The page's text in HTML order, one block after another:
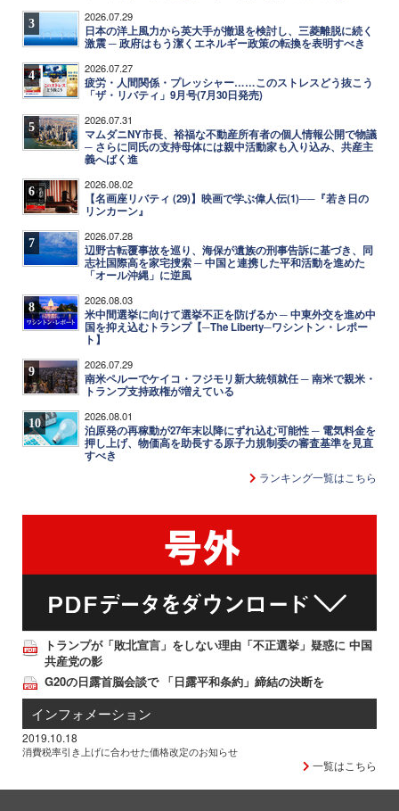
3 2026.07.29
日本の洋上風力から英大手が撤退を検討し、三菱離脱に続く
激震 ─ 政府はもう潔くエネルギー政策の転換を表明すべき
4 2026.07.27
疲労・人間関係・プレッシャー……このストレスどう抜こう
「ザ・リバティ」9月号(7月30日発売)
5 2026.07.31
マムダニNY市長、裕福な不動産所有者の個人情報公開で物議
─ さらに同氏の支持母体には親中活動家も入り込み、共産主
義へばく進
6 2026.08.02
【名画座リバティ (29)】映画で学ぶ偉人伝(1)──『若き日の
リンカーン』
7 2026.07.28
辺野古転覆事故を巡り、海保が遺族の刑事告訴に基づき、同
志社国際高を家宅捜索 ─ 中国と連携した平和活動を進めた
「オール沖縄」に逆風
8 2026.08.03
米中間選挙に向けて選挙不正を防げるか ─ 中東外交を進め中
国を抑え込むトランプ【─The Liberty─ワシントン・レポー
ト】
9 2026.07.29
南米ペルーでケイコ・フジモリ新大統領就任 ─ 南米で親米・
トランプ支持政権が増えている
10 2026.08.01
泊原発の再稼動が27年末以降にずれ込む可能性 ─ 電気料金を
押し上げ、物価高を助長する原子力規制委の審査基準を見直
すべき
ランキング一覧はこちら
トランプが「敗北宣言」をしない理由「不正選挙」疑惑に 中国
共産党の影
G20の日露首脳会談で 「日露平和条約」締結の決断を
インフォメーション
2019.10.18
消費税率引き上げに合わせた価格改定のお知らせ
一覧はこちら